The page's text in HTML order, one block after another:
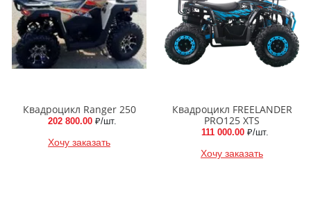
Квадроцикл Ranger 250
202 800.00 ₽/шт.
Хочу заказать
Квадроцикл FREELANDER
PRO125 XTS
111 000.00 ₽/шт.
Хочу заказать